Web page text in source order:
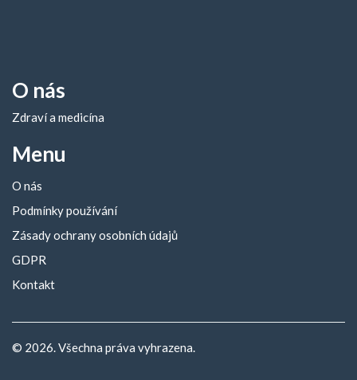
O nás
Zdraví a medicína
Menu
O nás
Podmínky používání
Zásady ochrany osobních údajů
GDPR
Kontakt
© 2026. Všechna práva vyhrazena.